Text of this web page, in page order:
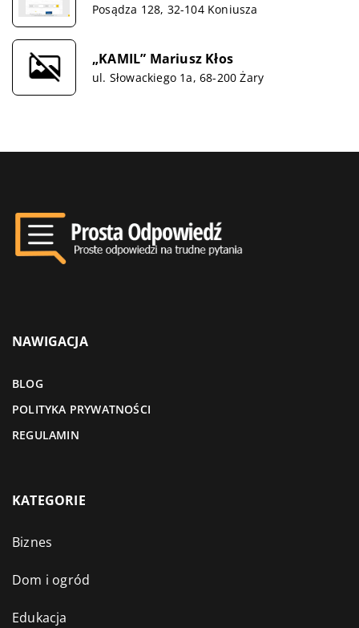
Posądza 128, 32-104 Koniusza
„KAMIL” Mariusz Kłos
ul. Słowackiego 1a, 68-200 Żary
NAWIGACJA
BLOG
POLITYKA PRYWATNOŚCI
REGULAMIN
KATEGORIE
Biznes
Dom i ogród
Edukacja